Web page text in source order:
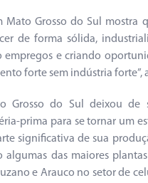
Mato Grosso do Sul mostra
de forma sólida,
empregos e criando
forte sem indústria forte”,
Grosso do Sul deixou de
prima para se tornar um
significativa de sua
algumas das maiores
e Arauco no setor de